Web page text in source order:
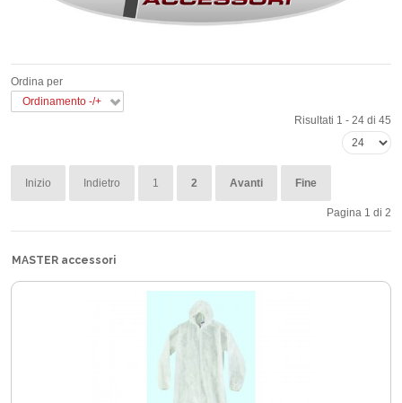
Ordina per
Ordinamento -/+
Risultati 1 - 24 di 45
Inizio Indietro 1 2 Avanti Fine
Pagina 1 di 2
MASTER accessori